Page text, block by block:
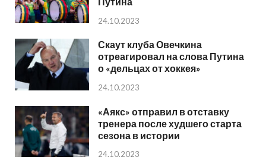
24.10.2023
Скаут клуба Овечкина
отреагировал на слова Путина
о «дельцах от хоккея»
24.10.2023
«Аякс» отправил в отставку
тренера после худшего старта
сезона в истории
24.10.2023